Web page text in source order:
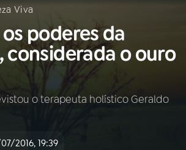
Buscar
AO VIVO
Viva
poderes da
considerada o ouro
o terapeuta holístico Geraldo
2016, 19:39